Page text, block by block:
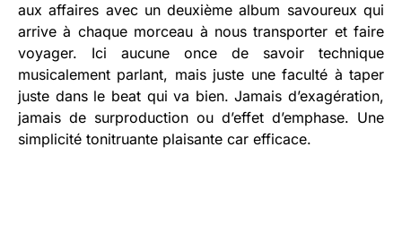
aux affaires avec un deuxième album savoureux qui
arrive à chaque morceau à nous transporter et faire
voyager. Ici aucune once de savoir technique
musicalement parlant, mais juste une faculté à taper
juste dans le beat qui va bien. Jamais d’exagération,
jamais de surproduction ou d’effet d’emphase. Une
simplicité tonitruante plaisante car efficace.